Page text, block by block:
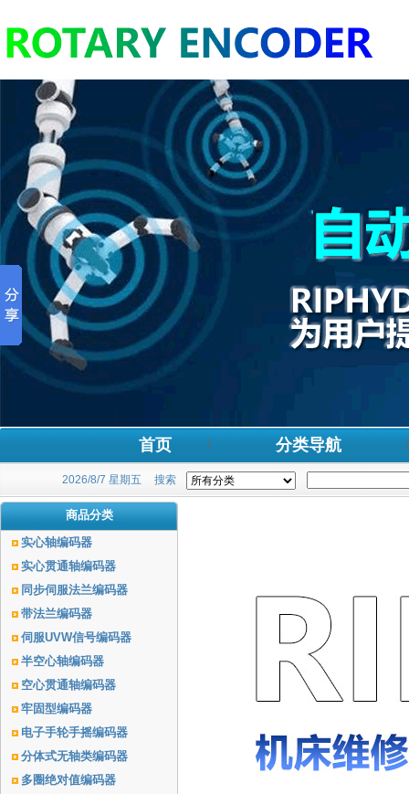
首页 分类导航
2026/8/7 星期五 搜索
商品分类
实心轴编码器
实心贯通轴编码器
同步伺服法兰编码器
带法兰编码器
伺服UVW信号编码器
半空心轴编码器
空心贯通轴编码器
牢固型编码器
电子手轮手摇编码器
分体式无轴类编码器
多圈绝对值编码器